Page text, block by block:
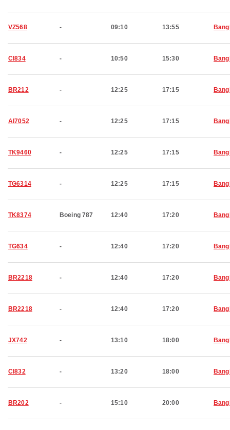
VZ568 - 09:10 13:55
CI834 - 10:50 15:30
BR212 - 12:25 17:15
AI7052 - 12:25 17:15
TK9460 - 12:25 17:15
TG6314 - 12:25 17:15
TK8374 Boeing 787 12:40 17:20
TG634 - 12:40 17:20
BR2218 - 12:40 17:20
BR2218 - 12:40 17:20
JX742 - 13:10 18:00
CI832 - 13:20 18:00
BR202 - 15:10 20:00